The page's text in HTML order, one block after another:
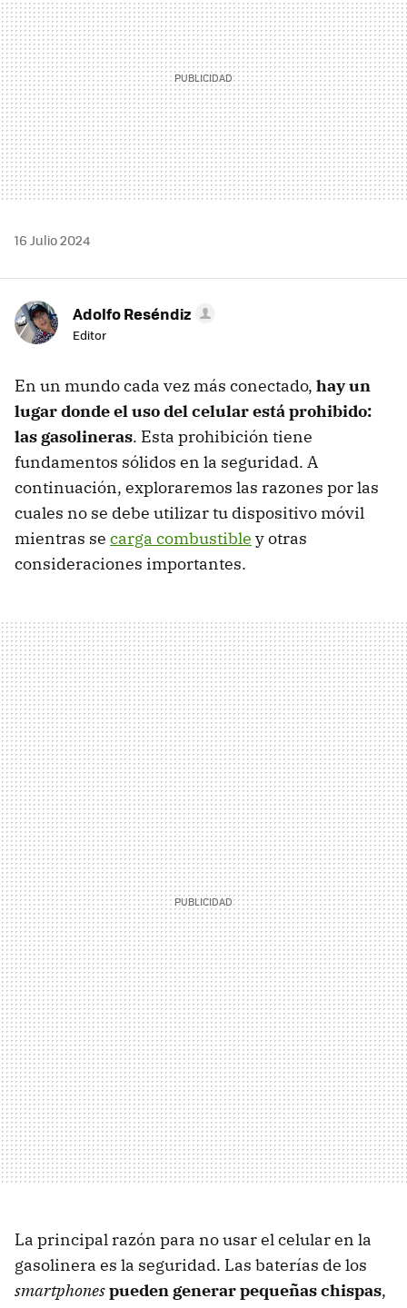
16 Julio 2024
Adolfo Reséndiz
Editor
En un mundo cada vez más conectado, hay un
lugar donde el uso del celular está prohibido:
las gasolineras. Esta prohibición tiene
fundamentos sólidos en la seguridad. A
continuación, exploraremos las razones por las
cuales no se debe utilizar tu dispositivo móvil
mientras se carga combustible y otras
consideraciones importantes.
La principal razón para no usar el celular en la
gasolinera es la seguridad. Las baterías de los
smartphonespueden generar pequeñas chispas,